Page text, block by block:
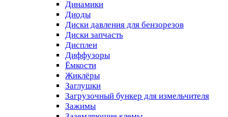
Динамики
Диоды
Диски давления для бензорезов
Диски запчасть
Дисплеи
Диффузоры
Ёмкости
Жиклёры
Заглушки
Загрузочный бункер для измельчителя
Зажимы